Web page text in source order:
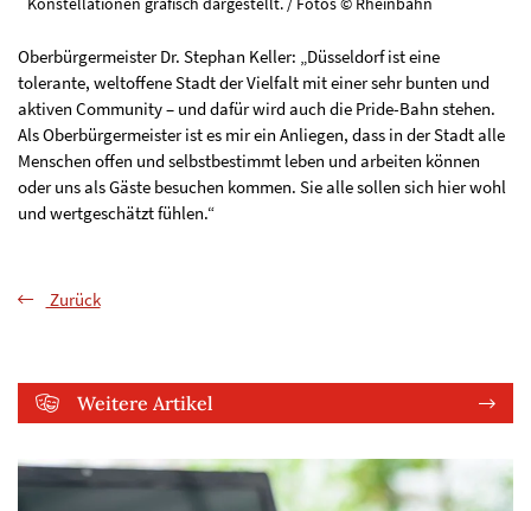
Konstellationen grafisch dargestellt. / Fotos © Rheinbahn
Oberbürgermeister Dr. Stephan Keller: „Düsseldorf ist eine
tolerante, weltoffene Stadt der Vielfalt mit einer sehr bunten und
aktiven Community – und dafür wird auch die Pride-Bahn stehen.
Als Oberbürgermeister ist es mir ein Anliegen, dass in der Stadt alle
Menschen offen und selbstbestimmt leben und arbeiten können
oder uns als Gäste besuchen kommen. Sie alle sollen sich hier wohl
und wertgeschätzt fühlen.“
Zurück
Weitere Artikel